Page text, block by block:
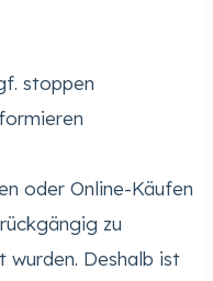
stoppen
oder Online-Käufen
zu
wurden. Deshalb ist